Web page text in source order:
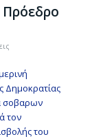
Δημοκρατίας
σοβαρων
τον
του